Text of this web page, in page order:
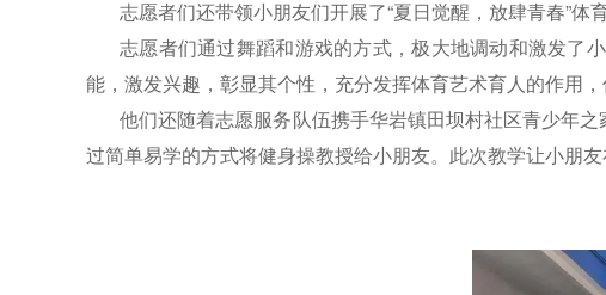
志愿者们还带领小朋友们开展了“夏日觉醒，放肆青春”体
志愿者们通过舞蹈和游戏的方式，极大地调动和激发了
能，激发兴趣，彰显其个性，充分发挥体育艺术育人的作用，
他们还随着志愿服务队伍携手华岩镇田坝村社区青少年
过简单易学的方式将健身操教授给小朋友。此次教学让小朋